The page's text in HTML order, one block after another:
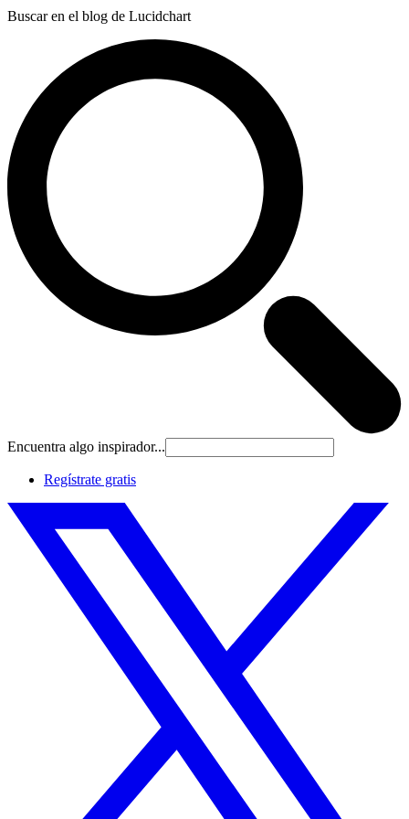
Buscar en el blog de Lucidchart
Encuentra algo inspirador...
Regístrate gratis